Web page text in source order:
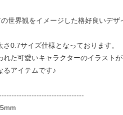
世界観をイメージした格好良いデザ
0.7サイズ仕様となっております。
れた可愛いキャラクターのイラストが
るアイテムです♪